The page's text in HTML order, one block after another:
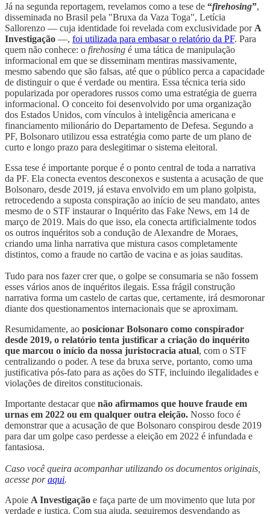
Já na segunda reportagem, revelamos como a tese de “firehosing”,
disseminada no Brasil pela "Bruxa da Vaza Toga", Letícia
Sallorenzo — cuja identidade foi revelada com exclusividade por A
Investigação —, foi utilizada para embasar o relatório da PF. Para
quem não conhece: o firehosing é uma tática de manipulação
informacional em que se disseminam mentiras massivamente,
mesmo sabendo que são falsas, até que o público perca a capacidade
de distinguir o que é verdade ou mentira. Essa técnica teria sido
popularizada por operadores russos como uma estratégia de guerra
informacional. O conceito foi desenvolvido por uma organização
dos Estados Unidos, com vínculos à inteligência americana e
financiamento milionário do Departamento de Defesa. Segundo a
PF, Bolsonaro utilizou essa estratégia como parte de um plano de
curto e longo prazo para deslegitimar o sistema eleitoral.
Essa tese é importante porque é o ponto central de toda a narrativa
da PF. Ela conecta eventos desconexos e sustenta a acusação de que
Bolsonaro, desde 2019, já estava envolvido em um plano golpista,
retrocedendo a suposta conspiração ao início de seu mandato, antes
mesmo de o STF instaurar o Inquérito das Fake News, em 14 de
março de 2019. Mais do que isso, ela conecta artificialmente todos
os outros inquéritos sob a condução de Alexandre de Moraes,
criando uma linha narrativa que mistura casos completamente
distintos, como a fraude no cartão de vacina e as joias sauditas.
Tudo para nos fazer crer que, o golpe se consumaria se não fossem
esses vários anos de inquéritos ilegais. Essa frágil construção
narrativa forma um castelo de cartas que, certamente, irá desmoronar
diante dos questionamentos internacionais que se aproximam.
Resumidamente, ao posicionar Bolsonaro como conspirador
desde 2019, o relatório tenta justificar a criação do inquérito
que marcou o início da nossa juristocracia atual, com o STF
centralizando o poder. A tese da bruxa serve, portanto, como uma
justificativa pós-fato para as ações do STF, incluindo ilegalidades e
violações de direitos constitucionais.
Importante destacar que não afirmamos que houve fraude em
urnas em 2022 ou em qualquer outra eleição. Nosso foco é
demonstrar que a acusação de que Bolsonaro conspirou desde 2019
para dar um golpe caso perdesse a eleição em 2022 é infundada e
fantasiosa.
Caso você queira acompanhar utilizando os documentos originais,
acesse poraqui.
Apoie A Investigação e faça parte de um movimento que luta por
verdade e justiça. Com sua ajuda, seguiremos desvendando as